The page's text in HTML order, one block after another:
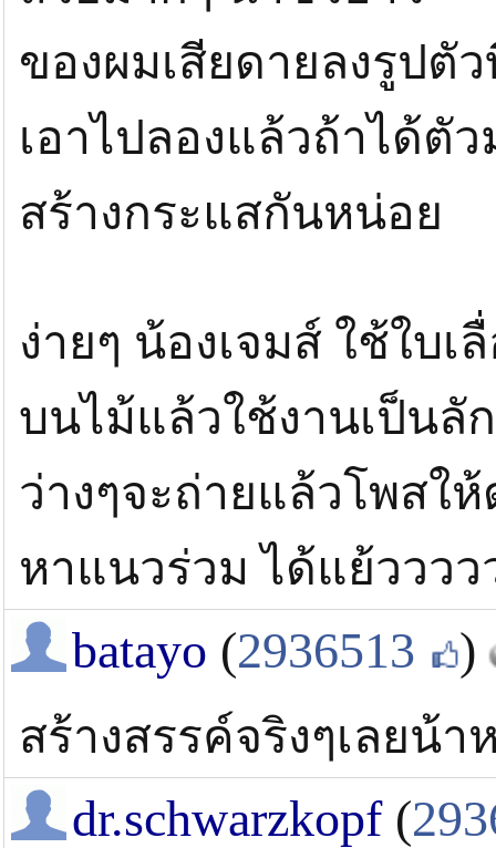
ของผมเสียดายลงรูปตั
เอาไปลองแล้วถ้าได้ตั
สร้างกระแสกันหน่อย
ง่ายๆ น้องเจมส์ ใช้ใบเ
บนไม้แล้วใช้งานเป็นลั
ว่างๆจะถ่ายแล้วโพสใ
หาแนวร่วม ได้แย้วววว
batayo (2936513 )
สร้างสรรค์จริงๆเลยน้า
dr.schwarzkopf(